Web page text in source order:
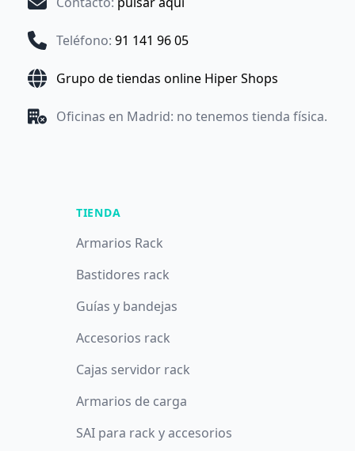
Teléfono: 91 141 96 05
Grupo de tiendas online Hiper Shops
Oficinas en Madrid: no tenemos tienda física.
TIENDA
Armarios Rack
Bastidores rack
Guías y bandejas
Accesorios rack
Cajas servidor rack
Armarios de carga
SAI para rack y accesorios